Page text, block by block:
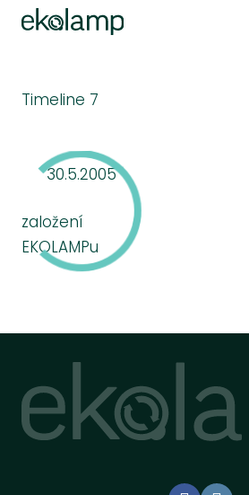
Timeline 7
30.5.2005
založení
EKOLAMPu